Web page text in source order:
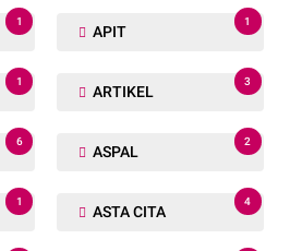
1
APIT
1
1
ARTIKEL
3
6
ASPAL
2
1
ASTA CITA
4